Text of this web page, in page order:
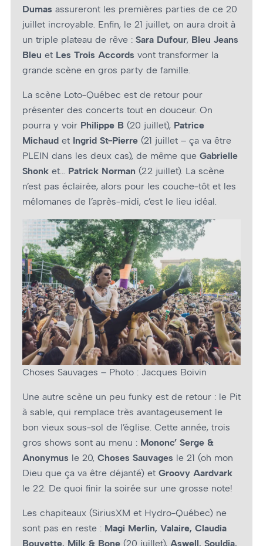
Dumas assureront les premières parties de ce 20
juillet incroyable. Enfin, le 21 juillet, on aura droit à
un triple plateau de rêve : Sara Dufour, Bleu Jeans
Bleu et Les Trois Accords vont transformer la
grande scène en gros party de famille.
La scène Loto-Québec est de retour pour
présenter des concerts tout en douceur. On
pourra y voir Philippe B (20 juillet), Patrice
Michaud et Ingrid St-Pierre (21 juillet – ça va être
PLEIN dans les deux cas), de même que Gabrielle
Shonk et… Patrick Norman (22 juillet). La scène
n’est pas éclairée, alors pour les couche-tôt et les
mélomanes de l’après-midi, c’est le lieu idéal.
Choses Sauvages – Photo : Jacques Boivin
Une autre scène un peu funky est de retour : le Pit
à sable, qui remplace très avantageusement le
bon vieux sous-sol de l’église. Cette année, trois
gros shows sont au menu : Mononc’ Serge &
Anonymus le 20, Choses Sauvages le 21 (oh mon
Dieu que ça va être déjanté) et Groovy Aardvark
le 22. De quoi finir la soirée sur une grosse note!
Les chapiteaux (SiriusXM et Hydro-Québec) ne
sont pas en reste : Magi Merlin, Valaire, Claudia
Bouvette, Milk & Bone (20 juillet), Aswell, Souldia,